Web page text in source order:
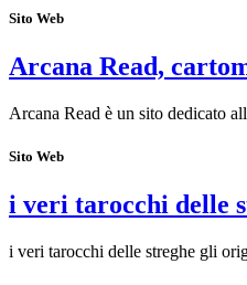
Sito Web
Arcana Read,
Arcana Read è un sito dedicato
Sito Web
i veri tarocchi delle
i veri tarocchi delle streghe gli